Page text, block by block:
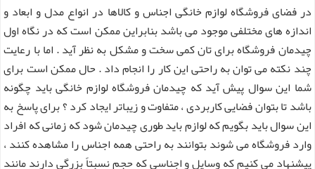
در فضای فروشگاه لوازم خانگی اجناس و کالاها در انواع مدل و ابعاد و
اندازه های مختلفی موجود می باشد بنابراین ممکن است که در نگاه اول
چیدمان فروشگاه برای تان کمی سخت و مشکل به نظر آید . اما با رعایت
چند نکته می توان به راحتی این کار را انجام داد . حال ممکن است برای
شما این سوال پیش آید که چیدمان فروشگاه لوازم خانگی باید چگونه
باشد تا بتوان فضایی کاربردی ، متفاوت و زیباتر ایجاد کرد ؟ برای پاسخ به
این سوال باید بگویم که لوازم باید طوری چیدمان شود که زمانی که افراد
وارد فروشگاه می شوند بتوانند به راحتی همه اجناس را مشاهده کنند ،
پیشنهاد می کنیم که وسایل و اجناسی که حجم نسبتاً بزرگی دارند مانند